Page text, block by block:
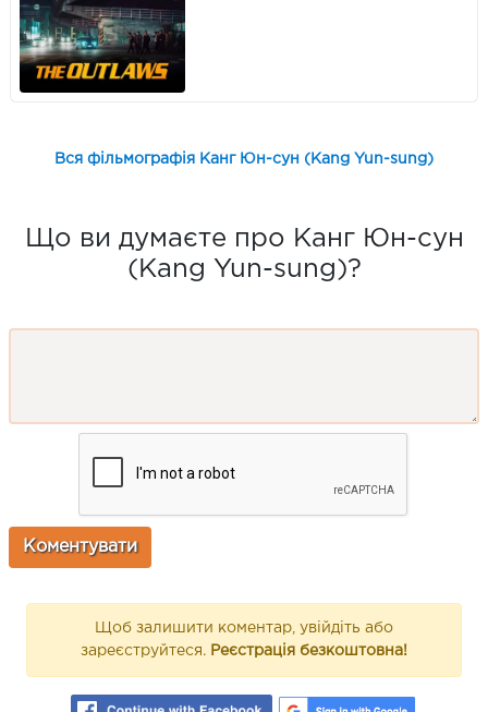
Вся фільмографія Канг Юн-сун (Kang Yun-sung)
Що ви думаєте про Канг Юн-сун
(Kang Yun-sung)?
Щоб залишити коментар, увійдіть або
зареєструйтеся. Реєстрація безкоштовна!